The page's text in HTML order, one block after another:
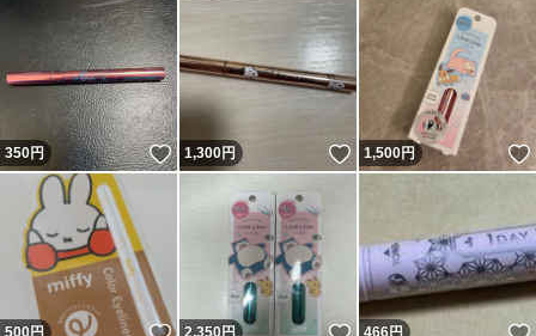
350円 いいね！
1,300円 いいね！
1,500円